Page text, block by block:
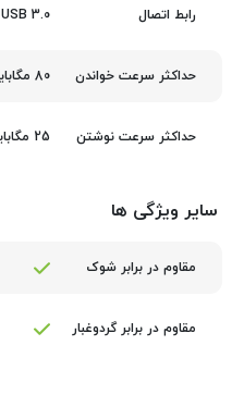
رابط اتصال USB 3.0
حداکثر سرعت خواندن 80 مگابایت بر ثانیه
حداکثر سرعت نوشتن 25 مگابایت بر ثانیه
سایر ویژگی ها
مقاوم در برابر شوک
مقاوم در برابر گردوغبار